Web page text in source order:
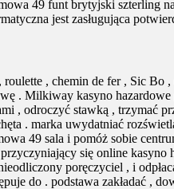
49 funt brytyjski szterling
jest zasługująca
, chemin de fer , Sic
. Milkiway kasyno
, odroczyć stawką ,
. marka uwydatniać
49 sala i pomóż sobie
się online
poręczyciel , i
do . podstawa zakładać ,